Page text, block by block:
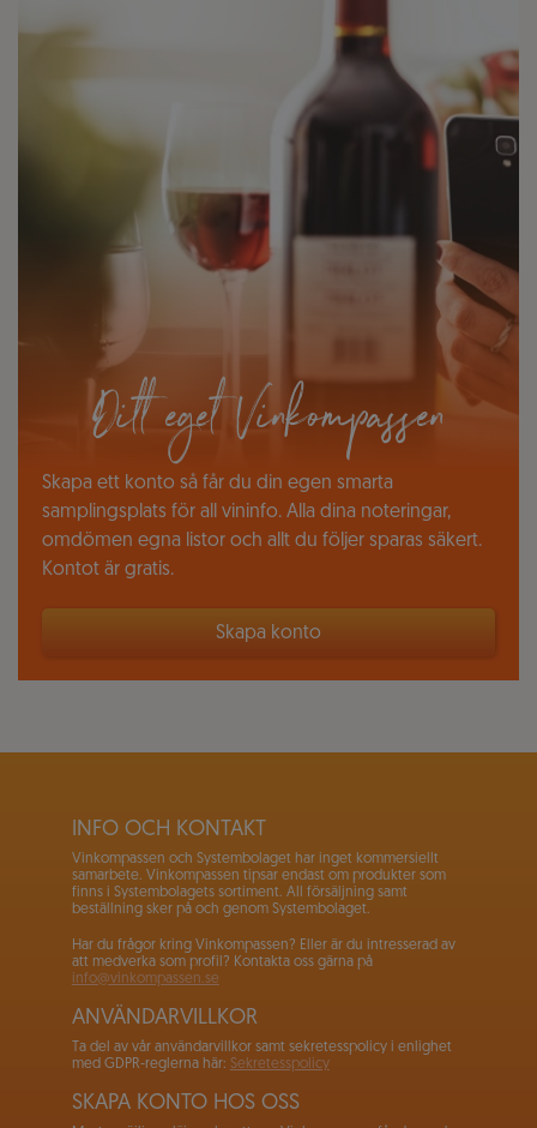
Ditt eget Vinkompassen
Skapa ett konto så får du din egen smarta
samplingsplats för all vininfo. Alla dina noteringar,
omdömen egna listor och allt du följer sparas säkert.
Kontot är gratis.
Skapa konto
INFO OCH KONTAKT
Vinkompassen och Systembolaget har inget kommersiellt
samarbete. Vinkompassen tipsar endast om produkter som
finns i Systembolagets sortiment. All försäljning samt
beställning sker på och genom Systembolaget.
Har du frågor kring Vinkompassen? Eller är du intresserad av
att medverka som profil? Kontakta oss gärna på
info@vinkompassen.se
ANVÄNDARVILLKOR
Ta del av vår användarvillkor samt sekretesspolicy i enlighet
med GDPR-reglerna här: Sekretesspolicy
SKAPA KONTO HOS OSS